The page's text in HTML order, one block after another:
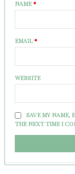
NAME*
EMAIL*
WEBSITE
SAVE MY NAME,
THE NEXT TIME I